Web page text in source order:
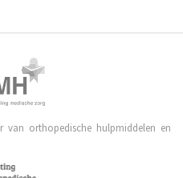
van orthopedische hulpmiddelen en